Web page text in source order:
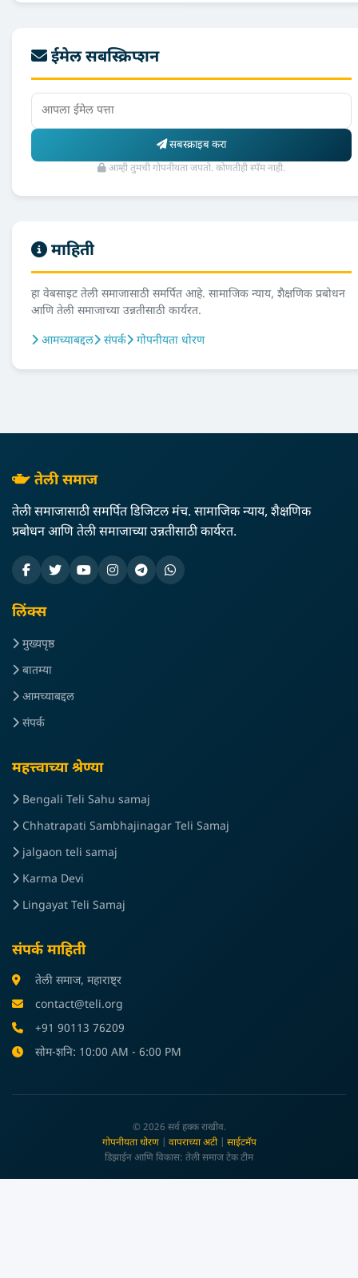
ईमेल सबस्क्रिप्शन
सबस्क्राइब करा
आम्ही तुमची गोपनीयता जपतो. कोणतीही स्पॅम नाही.
माहिती
हा वेबसाइट तेली समाजासाठी समर्पित आहे. सामाजिक न्याय, शैक्षणिक प्रबोधन
आणि तेली समाजाच्या उन्नतीसाठी कार्यरत.
आमच्याबद्दल
संपर्क गोपनीयता धोरण
तेली समाज
तेली समाजासाठी समर्पित डिजिटल मंच. सामाजिक न्याय, शैक्षणिक
प्रबोधन आणि तेली समाजाच्या उन्नतीसाठी कार्यरत.
लिंक्स
मुख्यपृष्ठ
बातम्या
आमच्याबद्दल
संपर्क
महत्त्वाच्या श्रेण्या
Bengali Teli Sahu samaj
Chhatrapati Sambhajinagar Teli Samaj
jalgaon teli samaj
Karma Devi
Lingayat Teli Samaj
संपर्क माहिती
तेली समाज, महाराष्ट्र
contact@teli.org
+91 90113 76209
सोम-शनि: 10:00 AM - 6:00 PM
© 2026 सर्व हक्क राखीव.
गोपनीयता धोरण| वापराच्या अटी| साईटमॅप
डिझाईन आणि विकास: तेली समाज टेक टीम